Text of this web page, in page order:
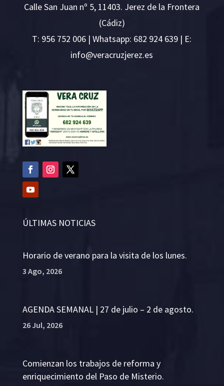
Calle San Juan nº 5, 11403. Jerez de la Frontera
(Cádiz)
T: 956 752 006 | Whatsapp: 682 924 639 | E:
se.ze
rejzu
rcare
v@ofn
i
ÚLTIMAS NOTICIAS
Horario de verano para la visita de los lunes.
3 Ago, 2026
AGENDA SEMANAL | 27 de julio – 2 de agosto.
26 Jul, 2026
Comienzan los trabajos de reforma y
enriquecimiento del Paso de Misterio.